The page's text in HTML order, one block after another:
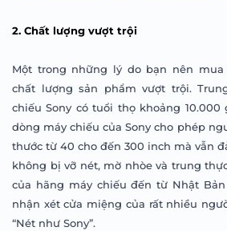
2. Chất lượng vượt trội
Một trong những lý do bạn nên mua
chất lượng sản phẩm vượt trội.
chiếu Sony có tuổi thọ khoảng 10.000
dòng máy chiếu của Sony cho phép ng
thước từ 40 cho đến 300 inch mà vẫn
không bị vỡ nét, mờ nhòe và trung
của hãng máy chiếu đến từ Nhật
nhận xét cửa miệng của rất nhiều
“Nét như Sony”.